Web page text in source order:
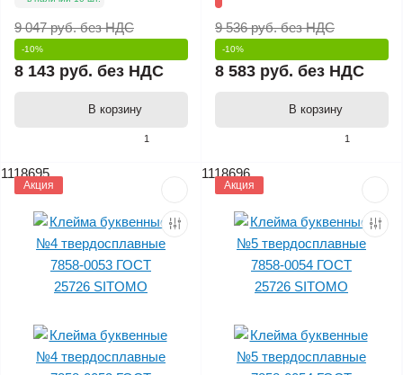
1
9 047 руб.без НДС
-10%
8 143 руб. без НДС
В корзину
1
9 536 руб.без НДС
-10%
8 583 руб. без НДС
В корзину
1118695
Акция
1118696
Акция